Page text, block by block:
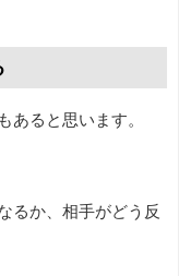
あると思います。
るか、相手がどう反